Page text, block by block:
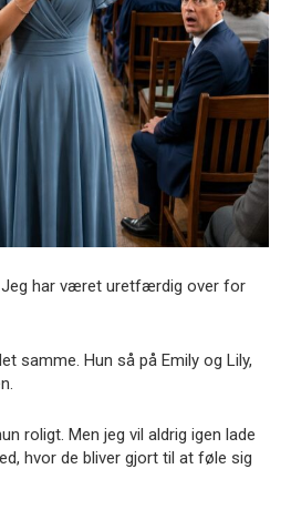
har været uretfærdig over for
samme. Hun så på Emily og Lily,
roligt. Men jeg vil aldrig igen lade
hvor de bliver gjort til at føle sig